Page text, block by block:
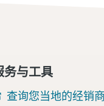
务与工具
查询您当地的经销商